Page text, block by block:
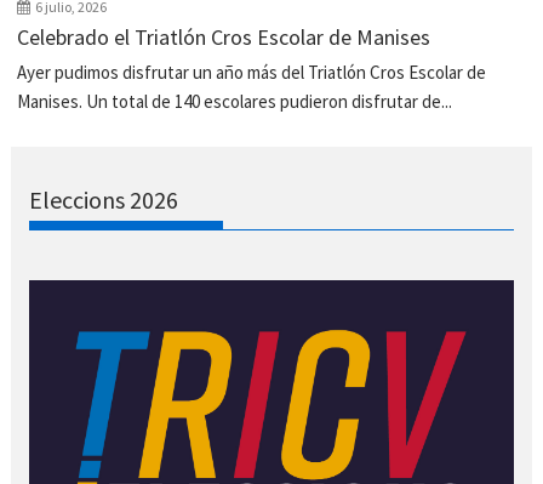
6 julio, 2026
Celebrado el Triatlón Cros Escolar de Manises
Ayer pudimos disfrutar un año más del Triatlón Cros Escolar de
Manises. Un total de 140 escolares pudieron disfrutar de...
Eleccions 2026